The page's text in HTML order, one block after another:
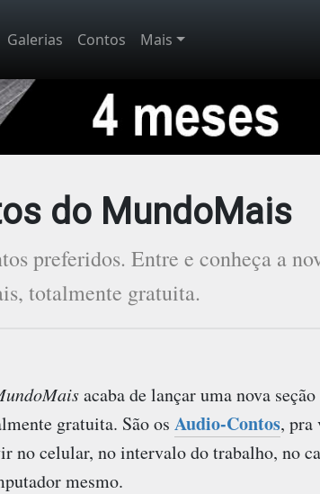
Galerias Contos Mais
do MundoMais
preferidos. Entre e conheça a
totalmente gratuita.
acaba de lançar uma nova
gratuita. São os Audio-Contos, pra
no celular, no intervalo do trabalho, no
mesmo.